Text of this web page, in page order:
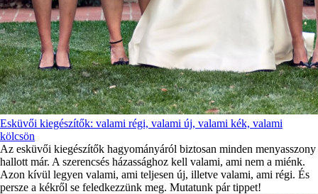
Esküvői kiegészítők: valami régi, valami új, valami kék, valami
kölcsön
Az esküvői kiegészítők hagyományáról biztosan minden menyasszony
hallott már. A szerencsés házassághoz kell valami, ami nem a miénk.
Azon kívül legyen valami, ami teljesen új, illetve valami, ami régi. És
persze a kékről se feledkezzünk meg. Mutatunk pár tippet!